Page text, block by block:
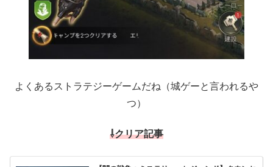
よくあるストラテジーゲームだね（城ゲーと言われるや
つ）
⇩クリア記事